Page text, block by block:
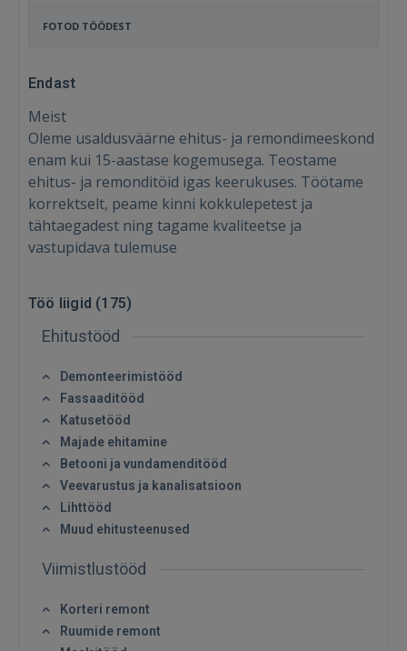
FOTOD TÖÖDEST
Endast
Meist
Oleme usaldusväärne ehitus- ja remondimeeskond
enam kui 15-aastase kogemusega. Teostame
ehitus- ja remonditöid igas keerukuses. Töötame
korrektselt, peame kinni kokkulepetest ja
tähtaegadest ning tagame kvaliteetse ja
vastupidava tulemuse
Töö liigid (175)
Ehitustööd
Demonteerimistööd
Fassaaditööd
Katusetööd
Majade ehitamine
Betooni ja vundamenditööd
Veevarustus ja kanalisatsioon
Lihttööd
Muud ehitusteenused
Viimistlustööd
Korteri remont
Ruumide remont